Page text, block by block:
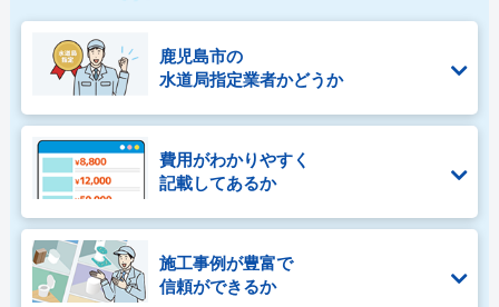
鹿児島市の
水道局指定業者かどうか
費用がわかりやすく
記載してあるか
施工事例が豊富で
信頼ができるか